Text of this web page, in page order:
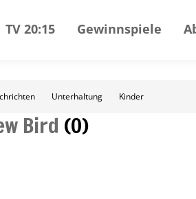
TV 20:15 Gewinnspiele
Unterhaltung Kinder
Bird (0)